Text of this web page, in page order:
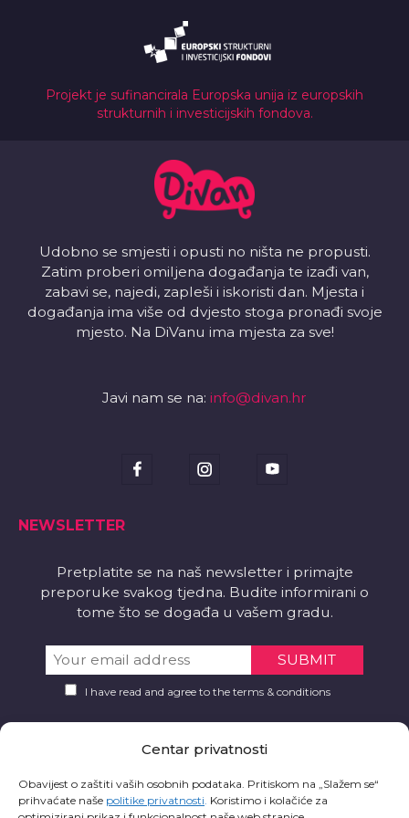
Centar privatnosti
Obavijest o zaštiti vaših osobnih podataka. Pritiskom na „Slažem se“
prihvaćate naše politike privatnosti. Koristimo i kolačiće za
Projekt je sufinancirala Europska unija iz europskih
strukturnih i investicijskih fondova.
Udobno se smjesti i opusti no ništa ne propusti.
Zatim proberi omiljena događanja te izađi van,
zabavi se, najedi, zapleši i iskoristi dan. Mjesta i
događanja ima više od dvjesto stoga pronađi svoje
mjesto. Na DiVanu ima mjesta za sve!
Javi nam se na: info@divan.hr
NEWSLETTER
Pretplatite se na naš newsletter i primajte
preporuke svakog tjedna. Budite informirani o
tome što se događa u vašem gradu.
I have read and agree to the terms & conditions
Želite li aplikaciju?